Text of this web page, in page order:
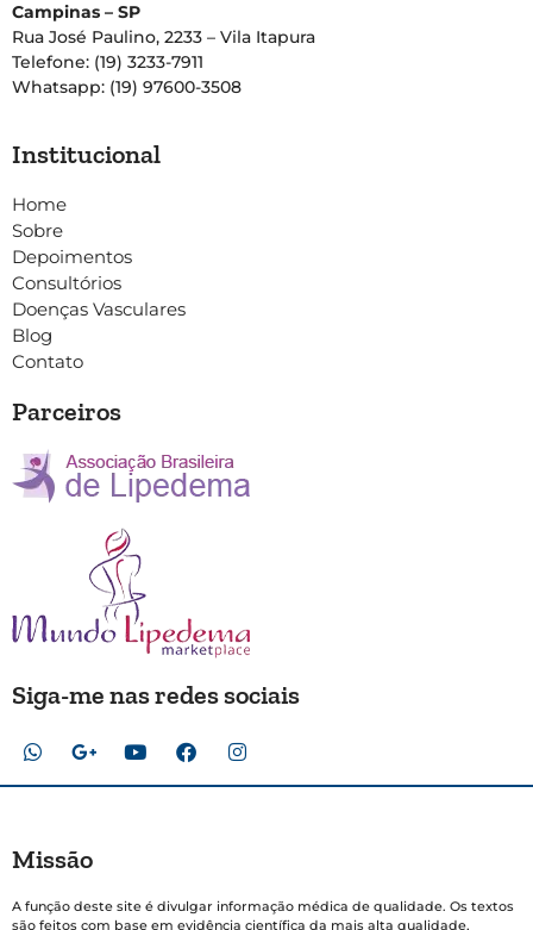
Campinas – SP
Rua José Paulino, 2233 – Vila Itapura
Telefone: (19) 3233-7911
Whatsapp: (19) 97600-3508
Institucional
Home
Sobre
Depoimentos
Consultórios
Doenças Vasculares
Blog
Contato
Parceiros
Siga-me nas redes sociais
Missão
A função deste site é divulgar informação médica de qualidade. Os textos
são feitos com base em evidência científica da mais alta qualidade,